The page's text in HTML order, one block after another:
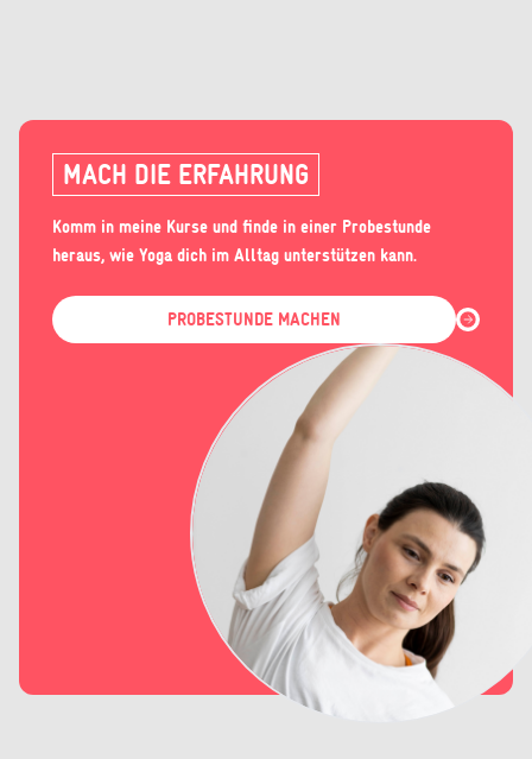
MACH DIE ERFAHRUNG
Komm in meine Kurse und finde in einer Probestunde
heraus, wie Yoga dich im Alltag unterstützen kann.
PROBESTUNDE MACHEN